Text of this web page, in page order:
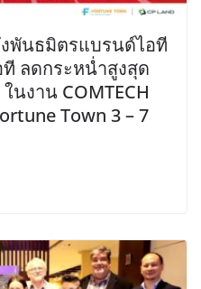
พันธมิตรแบรนด์ไอที
ลดกระหน่ำสูงสุด
นงาน COMTECH
Town 3 – 7